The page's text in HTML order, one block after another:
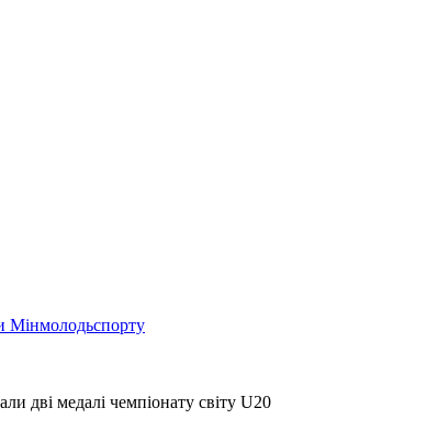
Мінмолодьспорту
дві медалі чемпіонату світу U20